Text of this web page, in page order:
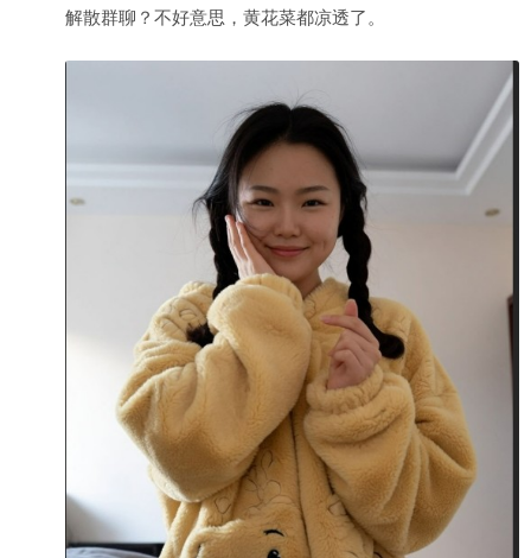
解散群聊？不好意思，黄花菜都凉透了。